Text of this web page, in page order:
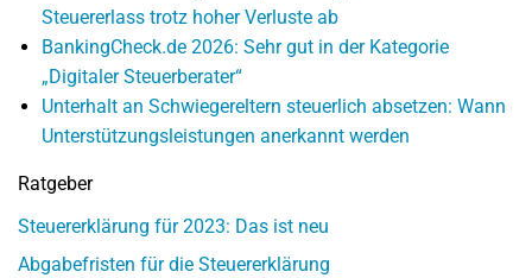
Steuererlass trotz hoher Verluste ab
BankingCheck.de 2026: Sehr gut in der Kategorie
„Digitaler Steuerberater“
Unterhalt an Schwiegereltern steuerlich absetzen: Wann
Unterstützungsleistungen anerkannt werden
Ratgeber
Steuererklärung für 2023: Das ist neu
Abgabefristen für die Steuererklärung